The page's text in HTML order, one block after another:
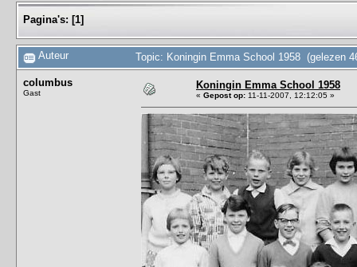
Pagina's: [1]
Auteur Topic: Koningin Emma School 1958 (gelezen
columbus
Gast
Koningin Emma School 1958
« Gepost op: 11-11-2007, 12:12:05 »